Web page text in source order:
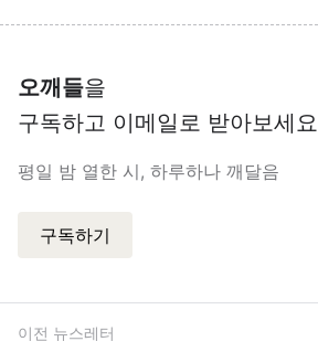
오깨들을
구독하고 이메일로 받아보세요
평일 밤 열한 시, 하루하나 깨달음
구독하기
이전 뉴스레터